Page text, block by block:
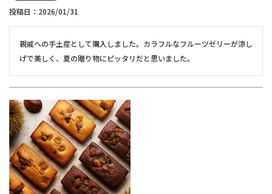
投稿日 2026/01/31
親戚への手土産として購入しました。カラフルなフルーツゼリーが涼し
げで美しく、夏の贈り物にピッタリだと思いました。